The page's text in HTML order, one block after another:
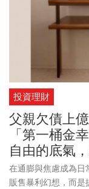
投資理財
父親欠債上
「第一桶金
自由的底氣
在通膨與焦慮成為日
販售暴利幻想，而是